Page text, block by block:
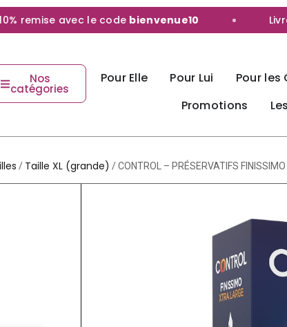
remise avec le codebienvenue10
Nos
catégories
Pour Elle Pour Lui Pour les
Promotions
/ Taille XL (grande) / CONTROL – PRÉSERVATIFS